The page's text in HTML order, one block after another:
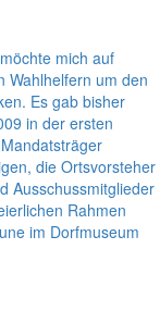
mich auf
Wahlhelfern um den
Es gab bisher
in der ersten
die Ortsvorsteher
Ausschussmitglieder
Rahmen
im Dorfmuseum